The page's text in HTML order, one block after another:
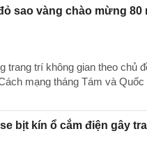
sao vàng chào mừng 80
trang trí không gian theo chủ
mạng tháng Tám và Quốc
bịt kín ổ cắm điện gây